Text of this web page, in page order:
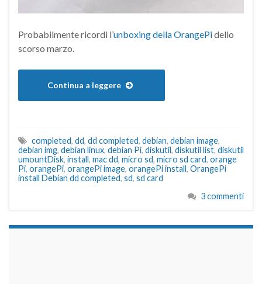
Probabilmente ricordi l’unboxing della OrangePidello
scorso marzo.
Continua a leggere
completed, dd, dd completed, debian, debian image,
debian img, debian linux, debian Pi, diskutil, diskutil list, diskutil
umountDisk, install, mac dd, micro sd, micro sd card, orange
Pi, orangePi, orangePi image, orangePi install, OrangePi
install Debian dd completed, sd, sd card
3 commenti